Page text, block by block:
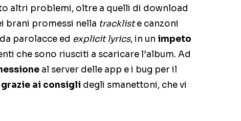
altri problemi, oltre a quelli di download
brani promessi nella trackliste canzoni
parolacce ed explicit lyrics, in un impeto
che sono riusciti a scaricare l’album. Ad
al server delle app e i bug per il
ai consigli degli smanettoni, che vi